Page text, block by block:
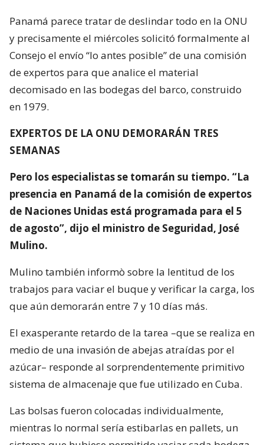
Panamá parece tratar de deslindar todo en la ONU
y precisamente el miércoles solicitó formalmente al
Consejo el envío “lo antes posible” de una comisión
de expertos para que analice el material
decomisado en las bodegas del barco, construido
en 1979.
EXPERTOS DE LA ONU DEMORARÁN TRES
SEMANAS
Pero los especialistas se tomarán su tiempo. “La
presencia en Panamá de la comisión de expertos
de Naciones Unidas está programada para el 5
de agosto”, dijo el ministro de Seguridad, José
Mulino.
Mulino también informò sobre la lentitud de los
trabajos para vaciar el buque y verificar la carga, los
que aún demorarán entre 7 y 10 días más.
El exasperante retardo de la tarea –que se realiza en
medio de una invasión de abejas atraídas por el
azúcar– responde al sorprendentemente primitivo
sistema de almacenaje que fue utilizado en Cuba.
Las bolsas fueron colocadas individualmente,
mientras lo normal sería estibarlas en pallets, un